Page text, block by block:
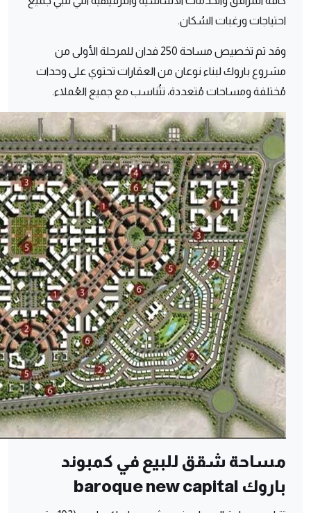
احتياجات ورغبات السُكان.
وقد تم تخصيص مساحة 250 فدان للمرحلة الأولى من
مشروع باروك لبناء نوعان من العقارات تحتوي على وحدات
مُختلفة ومساحات مُتعددة، تتُناسب مع جميع العُملاء.
مساحة شقق للبيع في كمبوند
باروك baroque new capital